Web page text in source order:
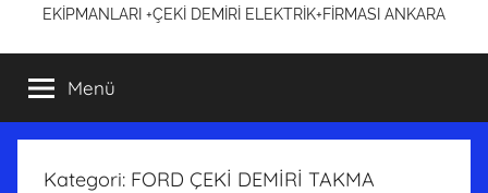
EKİPMANLARI +ÇEKİ DEMİRİ ELEKTRİK+FİRMASI ANKARA
Menü
Kategori: FORD ÇEKİ DEMİRİ TAKMA